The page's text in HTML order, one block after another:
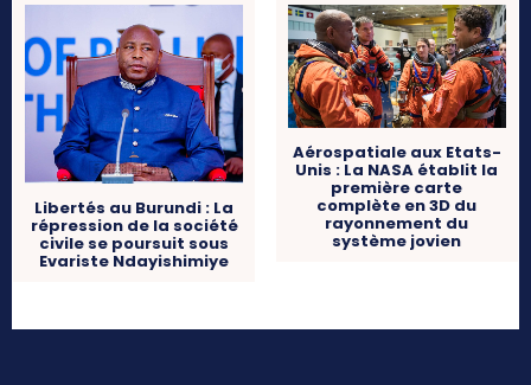
Libertés au Burundi : La
répression de la société
civile se poursuit sous
Evariste Ndayishimiye
Aérospatiale aux Etats-
Unis : La NASA établit la
première carte
complète en 3D du
rayonnement du
système jovien